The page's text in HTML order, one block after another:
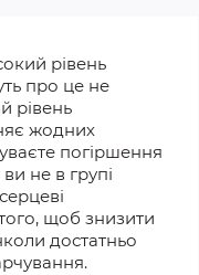
рівень
про це не
рівень
жодних
погіршення
не в групі
щоб знизити
достатньо